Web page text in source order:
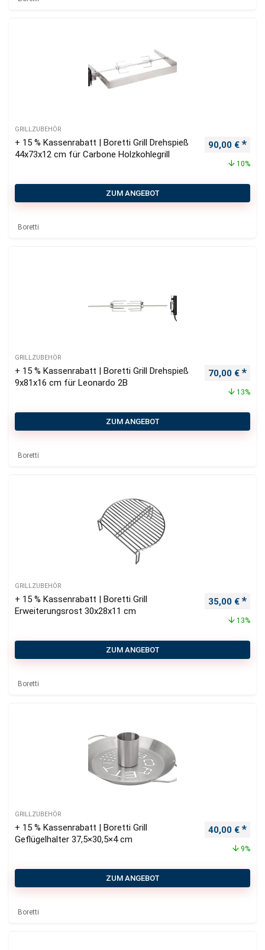
GRILLZUBEHÖR
+ 15 % Kassenrabatt | Boretti Grill Drehspieß
44x73x12 cm für Carbone Holzkohlegrill
90,00 €
10%
ZUM ANGEBOT
Boretti
GRILLZUBEHÖR
+ 15 % Kassenrabatt | Boretti Grill Drehspieß
9x81x16 cm für Leonardo 2B
70,00 €
13%
ZUM ANGEBOT
Boretti
GRILLZUBEHÖR
+ 15 % Kassenrabatt | Boretti Grill
Erweiterungsrost 30x28x11 cm
35,00 €
13%
ZUM ANGEBOT
Boretti
GRILLZUBEHÖR
+ 15 % Kassenrabatt | Boretti Grill
Geflügelhalter 37,5×30,5×4 cm
40,00 €
9%
ZUM ANGEBOT
Boretti